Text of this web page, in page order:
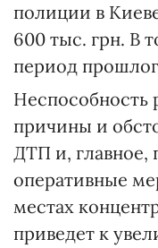
полиции в
600 тыс. грн. В
период
Неспособность
причины и
ДТП и, главное,
оперативные
местах
приведет к